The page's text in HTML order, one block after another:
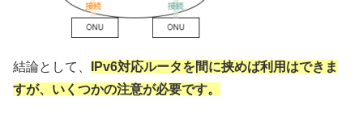
結論として、
IPv6対応ルータを間に挟めば利用はできま
すが、いくつかの注意が必要です。